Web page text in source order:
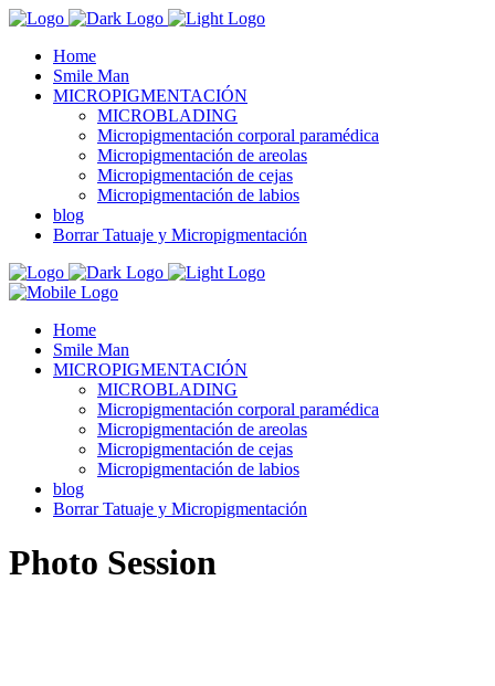
Home
Smile Man
MICROPIGMENTACIÓN
MICROBLADING
Micropigmentación corporal paramédica
Micropigmentación de areolas
Micropigmentación de cejas
Micropigmentación de labios
blog
Borrar Tatuaje y Micropigmentación
Home
Smile Man
MICROPIGMENTACIÓN
MICROBLADING
Micropigmentación corporal paramédica
Micropigmentación de areolas
Micropigmentación de cejas
Micropigmentación de labios
blog
Borrar Tatuaje y Micropigmentación
Photo Session